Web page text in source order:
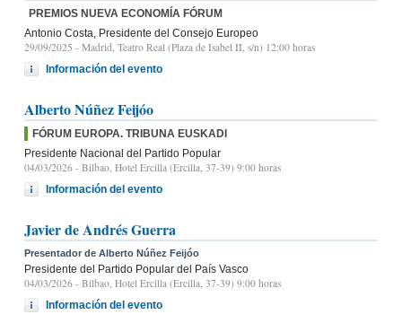
PREMIOS NUEVA ECONOMÍA FÓRUM
Antonio Costa, Presidente del Consejo Europeo
29/09/2025 - Madrid, Teatro Real (Plaza de Isabel II, s/n) 12:00 horas
Información del evento
Alberto Núñez Feijóo
FÓRUM EUROPA. TRIBUNA EUSKADI
Presidente Nacional del Partido Popular
04/03/2026 - Bilbao, Hotel Ercilla (Ercilla, 37-39) 9:00 horas
Información del evento
Javier de Andrés Guerra
Presentador de Alberto Núñez Feijóo
Presidente del Partido Popular del País Vasco
04/03/2026 - Bilbao, Hotel Ercilla (Ercilla, 37-39) 9:00 horas
Información del evento